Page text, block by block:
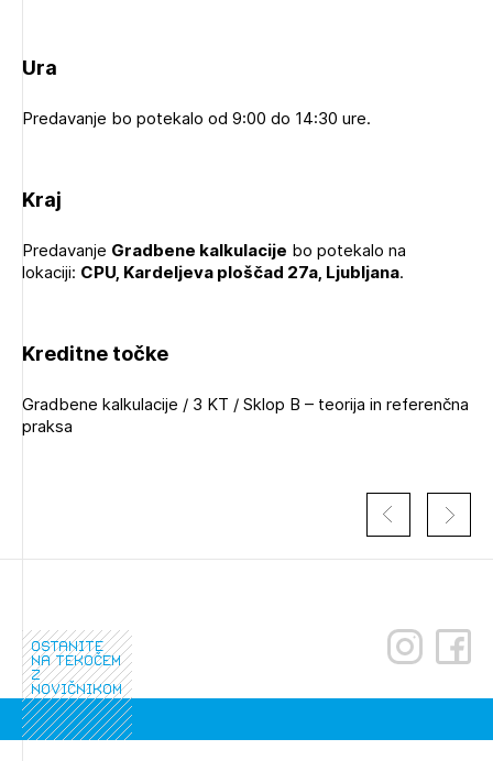
Izbrana vsebina je namenjena le ZAPS
Ura
Predavanje bo potekalo od 9:00 do 14:30 ure.
Kraj
Predavanje Gradbene kalkulacije bo potekalo na
lokaciji: CPU, Kardeljeva ploščad 27a, Ljubljana.
Kreditne točke
Gradbene kalkulacije / 3 KT / Sklop B – teorija in referenčna
praksa
ostanite
na tekočem
z
novičnikom